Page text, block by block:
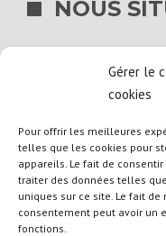
Gérer le
cookies
Pour offrir les meilleures
telles que les cookies pour
appareils. Le fait de
traiter des données telles
uniques sur ce site. Le fait
consentement peut avoir un
fonctions.
NOUS
14540 Bourguébus
02 31 39 15 00